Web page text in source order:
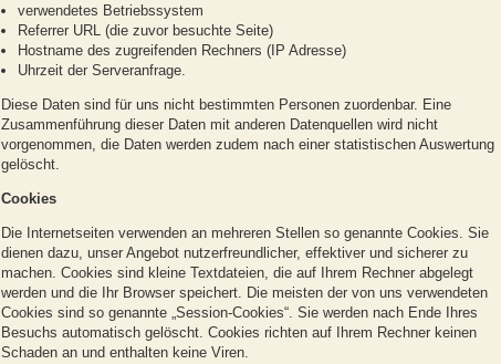
verwendetes Betriebssystem
Referrer URL (die zuvor besuchte Seite)
Hostname des zugreifenden Rechners (IP Adresse)
Uhrzeit der Serveranfrage.
Diese Daten sind für uns nicht bestimmten Personen zuordenbar. Eine
Zusammenführung dieser Daten mit anderen Datenquellen wird nicht
vorgenommen, die Daten werden zudem nach einer statistischen Auswertung
gelöscht.
Cookies
Die Internetseiten verwenden an mehreren Stellen so genannte Cookies. Sie
dienen dazu, unser Angebot nutzerfreundlicher, effektiver und sicherer zu
machen. Cookies sind kleine Textdateien, die auf Ihrem Rechner abgelegt
werden und die Ihr Browser speichert. Die meisten der von uns verwendeten
Cookies sind so genannte „Session-Cookies“. Sie werden nach Ende Ihres
Besuchs automatisch gelöscht. Cookies richten auf Ihrem Rechner keinen
Schaden an und enthalten keine Viren.